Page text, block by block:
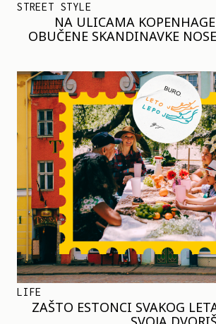
STREET STYLE
NA ULICAMA
OBUČENE SKANDINAVKE
LIFE
ZAŠTO ESTONCI SVAKOG